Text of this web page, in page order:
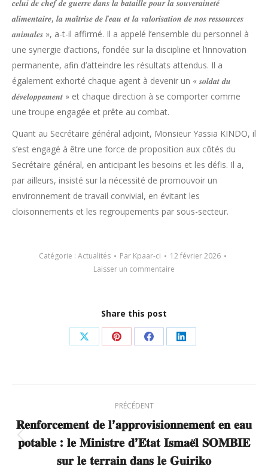
𝒄𝒆𝒍𝒖𝒊 𝒅𝒆 𝒄𝒉𝒆𝒇 𝒅𝒆 𝒈𝒖𝒆𝒓𝒓𝒆 𝒅𝒂𝒏𝒔 𝒍𝒂 𝒃𝒂𝒕𝒂𝒊𝒍𝒍𝒆 𝒑𝒐𝒖𝒓 𝒍𝒂 𝒔𝒐𝒖𝒗𝒆𝒓𝒂𝒊𝒏𝒆𝒕𝒆́
𝒂𝒍𝒊𝒎𝒆𝒏𝒕𝒂𝒊𝒓𝒆, 𝒍𝒂 𝒎𝒂𝒊̂𝒕𝒓𝒊𝒔𝒆 𝒅𝒆 𝒍’𝒆𝒂𝒖 𝒆𝒕 𝒍𝒂 𝒗𝒂𝒍𝒐𝒓𝒊𝒔𝒂𝒕𝒊𝒐𝒏 𝒅𝒆 𝒏𝒐𝒔 𝒓𝒆𝒔𝒔𝒐𝒖𝒓𝒄𝒆𝒔
𝒂𝒏𝒊𝒎𝒂𝒍𝒆𝒔 », a-t-il affirmé. Il a appelé l’ensemble du personnel à
une synergie d’actions, fondée sur la discipline et l’innovation
permanente, afin d’atteindre les résultats attendus. Il a
également exhorté chaque agent à devenir un « 𝒔𝒐𝒍𝒅𝒂𝒕 𝒅𝒖
𝒅𝒆́𝒗𝒆𝒍𝒐𝒑𝒑𝒆𝒎𝒆𝒏𝒕 » et chaque direction à se comporter comme
une troupe engagée et prête au combat.
Quant au Secrétaire général adjoint, Monsieur Yassia KINDO, il
s’est engagé à être une force de proposition aux côtés du
Secrétaire général, en anticipant les besoins et les défis. Il a,
par ailleurs, insisté sur la nécessité de promouvoir un
environnement de travail convivial, en évitant les
cloisonnements et les regroupements par sous-secteur.
Catégorie : Actualités Par Kpaar-ci
12 février 2026
Laisser un commentaire
Share this post
Partager
X
Partager
Pinterest
Partager
Facebook
Partager
LinkedIn
article
PRÉCÉDENT
Article
précédent
𝐑𝐞𝐧𝐟𝐨𝐫𝐜𝐞𝐦𝐞𝐧𝐭 𝐝𝐞 𝐥’𝐚𝐩𝐩𝐫𝐨𝐯𝐢𝐬𝐢𝐨𝐧𝐧𝐞𝐦𝐞𝐧𝐭 𝐞𝐧 𝐞𝐚𝐮
𝐩𝐨𝐭𝐚𝐛𝐥𝐞 : 𝐥𝐞 𝐌𝐢𝐧𝐢𝐬𝐭𝐫𝐞 𝐝’𝐄́𝐭𝐚𝐭 𝐈𝐬𝐦𝐚𝐞̈𝐥 𝐒𝐎𝐌𝐁𝐈𝐄
𝐬𝐮𝐫 𝐥𝐞 𝐭𝐞𝐫𝐫𝐚𝐢𝐧 𝐝𝐚𝐧𝐬 𝐥𝐞 𝐆𝐮𝐢𝐫𝐢𝐤𝐨